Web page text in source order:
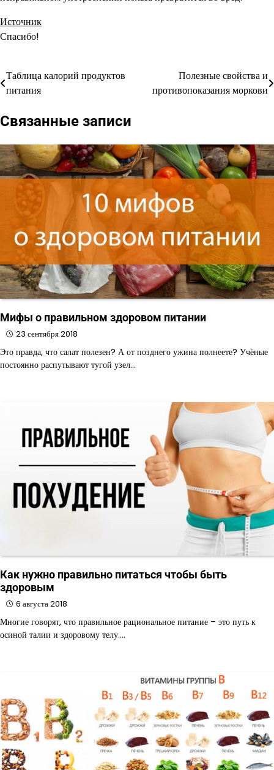
Источник
Спасибо!
Навигация
записям
Таблица калорий продуктов
питания
Полезные свойства и
противопоказания моркови
Связанные записи
Мифы о правильном здоровом питании
23 сентября 2018
Это правда, что салат полезен? А от позднего ужина полнеете? Учёные
постоянно распутывают тугой узел…
Как нужно правильно питаться чтобы быть
здоровым
6 августа 2018
Многие говорят, что правильное рациональное питание – это путь к
осиной талии и здоровому телу.…